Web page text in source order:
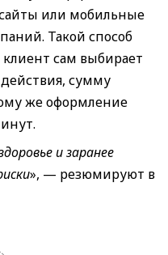
или мобильные
Такой способ
сам выбирает
сумму
же оформление
и заранее
», — резюмируют в